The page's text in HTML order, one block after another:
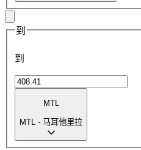
到
到
MTL
MTL - 马耳他里拉